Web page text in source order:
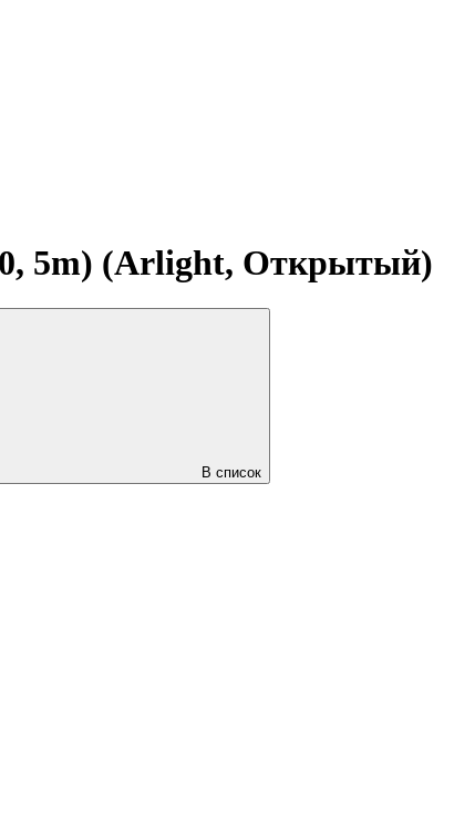
5m) (Arlight, Открытый)
В список